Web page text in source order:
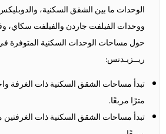
الوحدات ما بين الشقق السكنية،
ووحدات الفيلفت جاردن والفيلفت سكاي،
حول مساحات الوحدات السكنية المتوفرة
ريــزيـدنس:
مترًا مربعًا.